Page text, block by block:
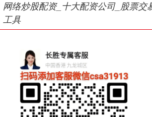
网络炒股配资_十大配资公司_股票交
工具